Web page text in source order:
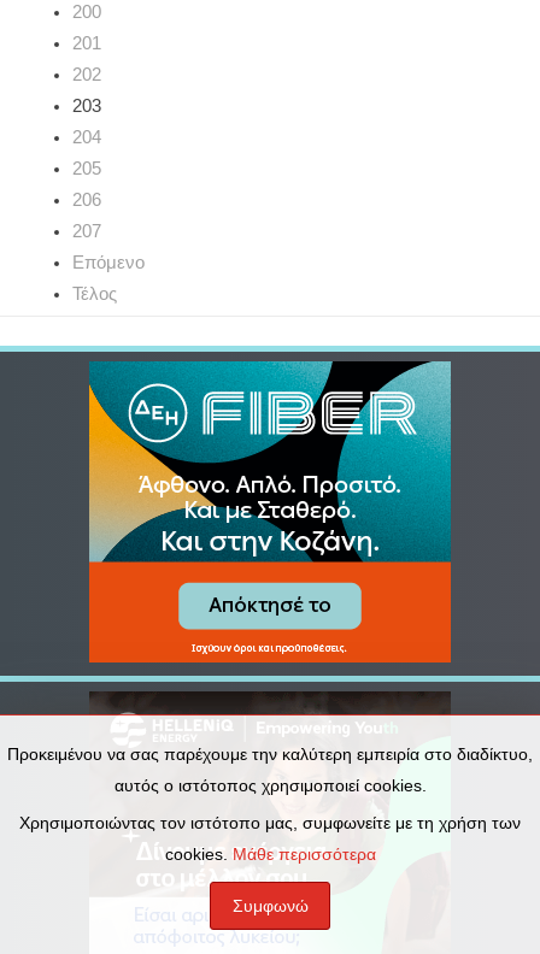
200
201
202
203
204
205
206
207
Επόμενο
Τέλος
Προκειμένου να σας παρέχουμε την καλύτερη εμπειρία στο διαδίκτυο,
αυτός ο ιστότοπος χρησιμοποιεί cookies.
Χρησιμοποιώντας τον ιστότοπο μας, συμφωνείτε με τη χρήση των
cookies. Μάθε περισσότερα
Συμφωνώ